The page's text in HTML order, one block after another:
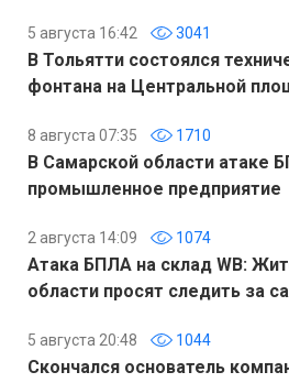
5 августа 16:42 3041
В Тольятти состоялся
фонтана на Центральной
8 августа 07:35 1710
В Самарской области атаке
промышленное предприятие
2 августа 14:09 1074
Атака БПЛА на склад WB:
области просят следить за
5 августа 20:48 1044
Скончался основатель